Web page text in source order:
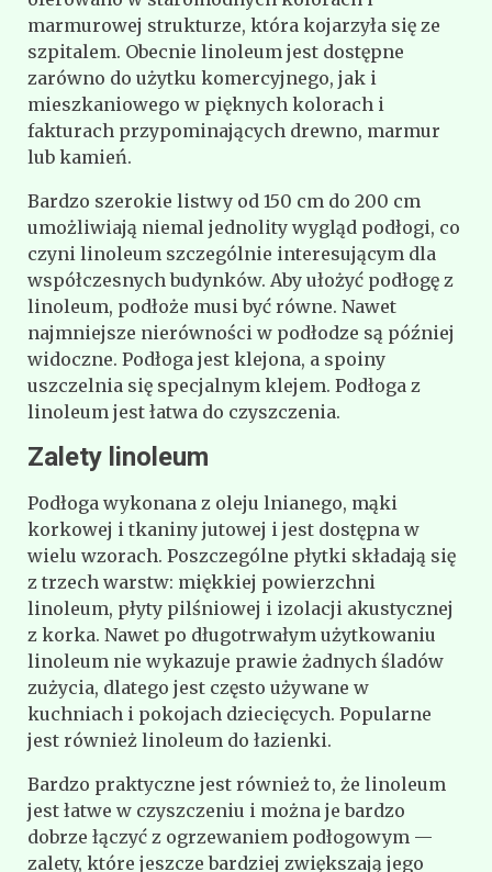
marmurowej strukturze, która kojarzyła się ze
szpitalem. Obecnie linoleum jest dostępne
zarówno do użytku komercyjnego, jak i
mieszkaniowego w pięknych kolorach i
fakturach przypominających drewno, marmur
lub kamień.
Bardzo szerokie listwy od 150 cm do 200 cm
umożliwiają niemal jednolity wygląd podłogi, co
czyni linoleum szczególnie interesującym dla
współczesnych budynków. Aby ułożyć podłogę z
linoleum, podłoże musi być równe. Nawet
najmniejsze nierówności w podłodze są później
widoczne. Podłoga jest klejona, a spoiny
uszczelnia się specjalnym klejem. Podłoga z
linoleum jest łatwa do czyszczenia.
Zalety linoleum
Podłoga wykonana z oleju lnianego, mąki
korkowej i tkaniny jutowej i jest dostępna w
wielu wzorach. Poszczególne płytki składają się
z trzech warstw: miękkiej powierzchni
linoleum, płyty pilśniowej i izolacji akustycznej
z korka. Nawet po długotrwałym użytkowaniu
linoleum nie wykazuje prawie żadnych śladów
zużycia, dlatego jest często używane w
kuchniach i pokojach dziecięcych. Popularne
jest również linoleum do łazienki.
Bardzo praktyczne jest również to, że linoleum
jest łatwe w czyszczeniu i można je bardzo
dobrze łączyć z ogrzewaniem podłogowym —
zalety, które jeszcze bardziej zwiększają jego